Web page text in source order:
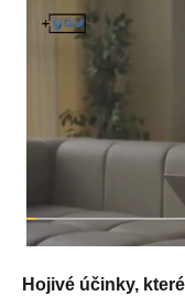
Hojivé účinky,